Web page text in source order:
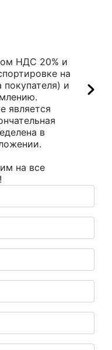
НДС 20% и
на
и
является
в
на все